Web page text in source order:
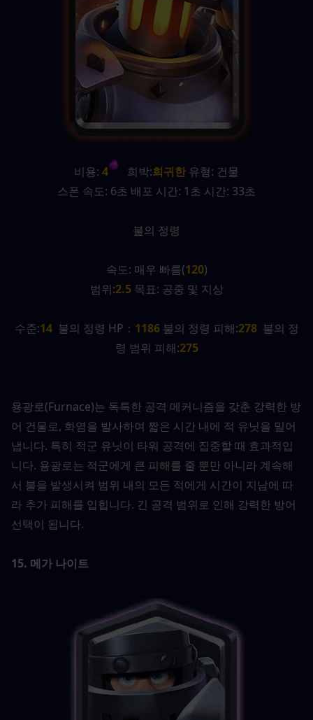
비용: 4 희박:희귀한 유형: 건물
스폰 속도: 6초 배포 시간: 1초 시간: 33초
불의 정령
속도: 매우 빠름(120)
범위:2.5 목표: 공중 및 지상
수준:14 불의 정령 HP： 1186 불의 정령 피해:278 불의 정
령 범위 피해:275
용광로(Furnace)는 독특한 공격 메커니즘을 갖춘 강력한 방
어 건물로, 화염을 발사하여 짧은 시간 내에 적 유닛을 밀어
냅니다. 특히 적군 유닛이 타워 공격에 집중할 때 효과적입
니다. 용광로는 적군에게 큰 피해를 줄 뿐만 아니라 계속해
서 불을 발생시켜 범위 내의 모든 적에게 시간이 지남에 따
라 추가 피해를 입힙니다. 긴 공격 범위로 인해 강력한 방어
선택이 됩니다.
15. 메가 나이트